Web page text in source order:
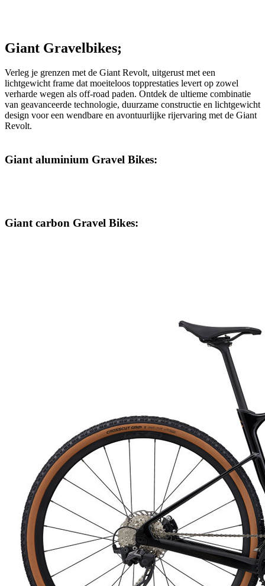
Giant Gravelbikes;
Verleg je grenzen met de Giant Revolt, uitgerust met een
lichtgewicht frame dat moeiteloos topprestaties levert op zowel
verharde wegen als off-road paden. Ontdek de ultieme combinatie
van geavanceerde technologie, duurzame constructie en lichtgewicht
design voor een wendbare en avontuurlijke rijervaring met de Giant
Revolt.
Giant aluminium Gravel Bikes:
Giant carbon Gravel Bikes: